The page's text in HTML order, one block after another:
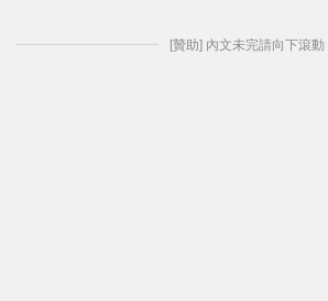
[贊助] 內文未完請向下滾動